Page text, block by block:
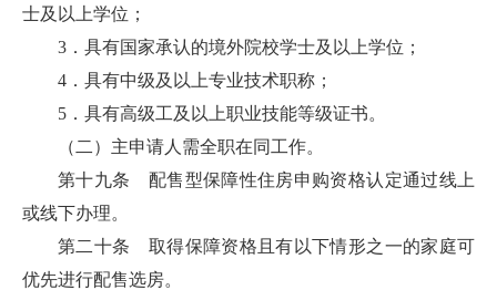
士及以上学位；
3．具有国家承认的境外院校学士及以上学位；
4．具有中级及以上专业技术职称；
5．具有高级工及以上职业技能等级证书。
（二）主申请人需全职在同工作。
第十九条 配售型保障性住房申购资格认定通过线上
或线下办理。
第二十条 取得保障资格且有以下情形之一的家庭可
优先进行配售选房。